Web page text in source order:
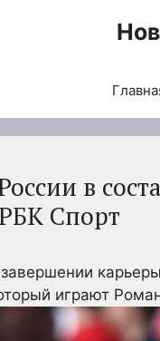
в
Спорт
играют